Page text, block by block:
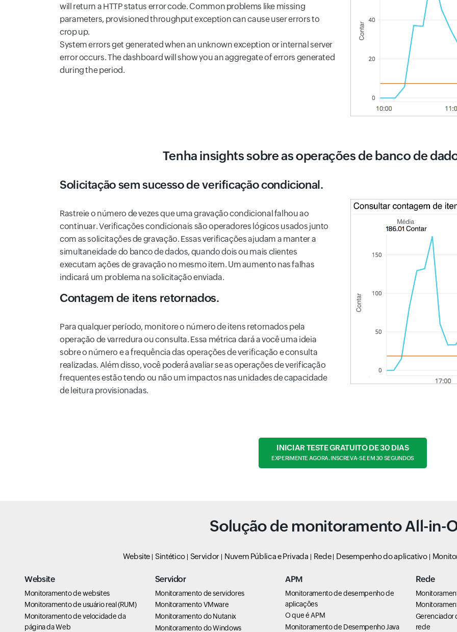
will return a HTTP status error code. Common problems like missing
parameters, provisioned throughput exception can cause user errors to
crop up.
System errors get generated when an unknown exception or internal server
error occurs. The dashboard will show you an aggregate of errors generated
during the period.
Tenha insights sobre as operações de banco de
Solicitação sem sucesso de verificação condicional.
Rastreie o número de vezes que uma gravação condicional falhou ao
continuar. Verificações condicionais são operadores lógicos usados junto
com as solicitações de gravação. Essas verificações ajudam a manter a
simultaneidade do banco de dados, quando dois ou mais clientes
executam ações de gravação no mesmo item. Um aumento nas falhas
indicará um problema na solicitação enviada.
Contagem de itens retornados.
Para qualquer período, monitore o número de itens retornados pela
operação de varredura ou consulta. Essa métrica dará a você uma ideia
sobre o número e a frequência das operações de verificação e consulta
realizadas. Além disso, você poderá avaliar se as operações de verificação
frequentes estão tendo ou não um impactos nas unidades de capacidade
de leitura provisionadas.
INICIAR TESTE GRATUITO DE 30 DIAS
EXPERIMENTE AGORA. INSCREVA-SE EM 30 SEGUNDOS
Solução de monitoramento All-in-
Website Sintético Servidor Nuvem Pública e Privada Rede Desempenho do aplicativo
Website
Monitoramento de websites
Monitoramento de usuário real (RUM)
Monitoramento de velocidade da
página da Web
Servidor
Monitoramento de servidores
Monitoramento VMware
Monitoramento do Nutanix
Monitoramento do Windows
APM
Monitoramento de desempenho de
aplicações
O que é APM
Monitoramento de Desempenho Java
Rede
Gerenciador
rede